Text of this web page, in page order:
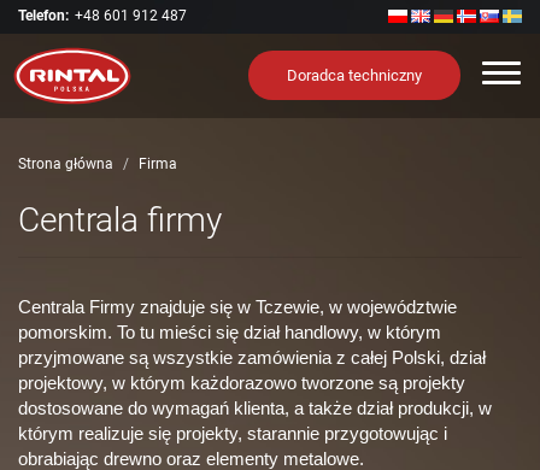
Telefon: +48 601 912 487
Doradca techniczny
Strona główna Firma
Centrala firmy
Centrala Firmy znajduje się w Tczewie, w województwie
pomorskim. To tu mieści się dział handlowy, w którym
przyjmowane są wszystkie zamówienia z całej Polski, dział
projektowy, w którym każdorazowo tworzone są projekty
dostosowane do wymagań klienta, a także dział produkcji, w
którym realizuje się projekty, starannie przygotowując i
obrabiając drewno oraz elementy metalowe.